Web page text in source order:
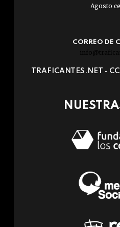
Agosto
CORREO DE
TRAFICANTES.NET -